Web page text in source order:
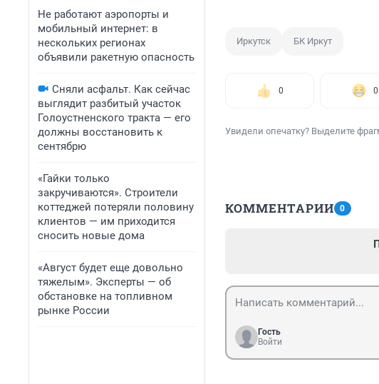
Не работают аэропорты и
мобильный интернет: в
нескольких регионах
объявили ракетную опасность
Сняли асфальт. Как сейчас
выглядит разбитый участок
Голоустненского тракта — его
должны восстановить к
сентябрю
«Гайки только
закручиваются». Строители
коттеджей потеряли половину
клиентов — им приходится
сносить новые дома
«Август будет еще довольно
тяжелым». Эксперты — об
обстановке на топливном
рынке России
Иркутск БК Иркут
0 0
Увидели опечатку? Выделите
КОММЕНТАРИИ 0
Гость
Войти